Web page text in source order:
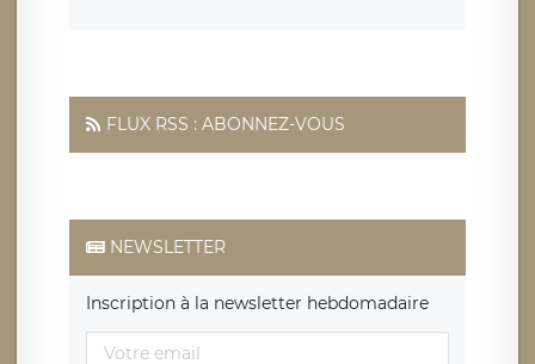
FLUX RSS : ABONNEZ-VOUS
NEWSLETTER
Inscription à la newsletter hebdomadaire